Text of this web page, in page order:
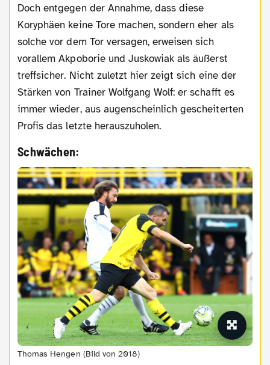
Doch entgegen der Annahme, dass diese
Koryphäen keine Tore machen, sondern eher als
solche vor dem Tor versagen, erweisen sich
vorallem Akpoborie und Juskowiak als äußerst
treffsicher. Nicht zuletzt hier zeigt sich eine der
Stärken von Trainer Wolfgang Wolf: er schafft es
immer wieder, aus augenscheinlich gescheiterten
Profis das letzte herauszuholen.
Schwächen:
Thomas Hengen (Bild von 2018)